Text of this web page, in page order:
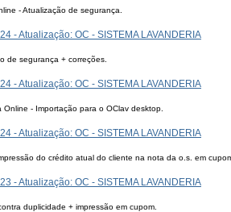
- Atualização de segurança.
- Atualização: OC - SISTEMA LAVANDERIA
de segurança + correções.
- Atualização: OC - SISTEMA LAVANDERIA
Online - Importação para o OClav desktop.
- Atualização: OC - SISTEMA LAVANDERIA
do crédito atual do cliente na nota da o.s. em
- Atualização: OC - SISTEMA LAVANDERIA
duplicidade + impressão em cupom.